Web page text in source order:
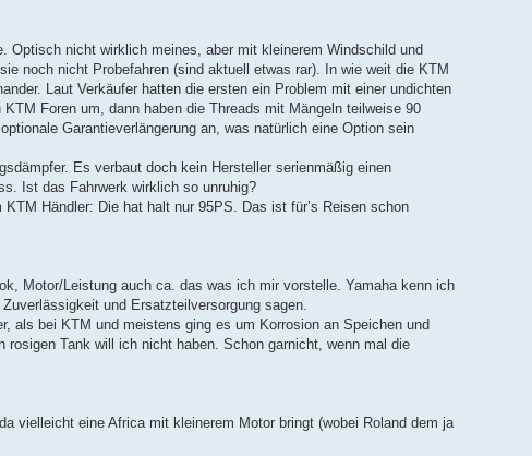
Optisch nicht wirklich meines, aber mit kleinerem Windschild und
noch nicht Probefahren (sind aktuell etwas rar). In wie weit die KTM
Laut Verkäufer hatten die ersten ein Problem mit einer undichten
Foren um, dann haben die Threads mit Mängeln teilweise 90
Garantieverlängerung an, was natürlich eine Option sein
Es verbaut doch kein Hersteller serienmäßig einen
Ist das Fahrwerk wirklich so unruhig?
Händler: Die hat halt nur 95PS. Das ist für’s Reisen schon
Motor/Leistung auch ca. das was ich mir vorstelle. Yamaha kenn ich
und Ersatzteilversorgung sagen.
als bei KTM und meistens ging es um Korrosion an Speichen und
rosigen Tank will ich nicht haben. Schon garnicht, wenn mal die
vielleicht eine Africa mit kleinerem Motor bringt (wobei Roland dem ja